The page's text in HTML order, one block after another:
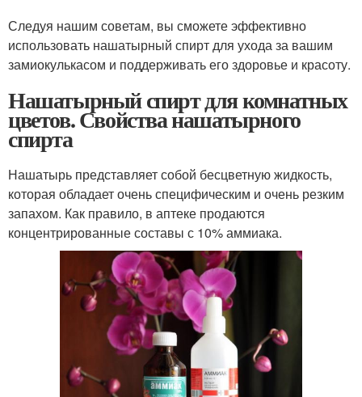
Следуя нашим советам, вы сможете эффективно
использовать нашатырный спирт для ухода за вашим
замиокулькасом и поддерживать его здоровье и красоту.
Нашатырный спирт для комнатных
цветов. Свойства нашатырного
спирта
Нашатырь представляет собой бесцветную жидкость,
которая обладает очень специфическим и очень резким
запахом. Как правило, в аптеке продаются
концентрированные составы с 10% аммиака.